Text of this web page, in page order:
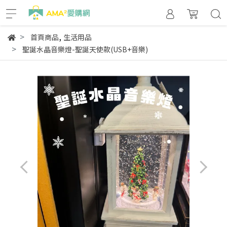
首頁商品, 生活用品
聖誕水晶音樂燈-聖誕天使款(USB+音樂)